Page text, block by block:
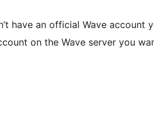
have an official Wave
on the Wave server you